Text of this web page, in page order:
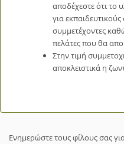
αποδέχεστε ότι το
για
συμμετέχοντες
πελάτες που θα
Στην τιμή
αποκλειστικά η
Ενημερώστε τους φίλους σας